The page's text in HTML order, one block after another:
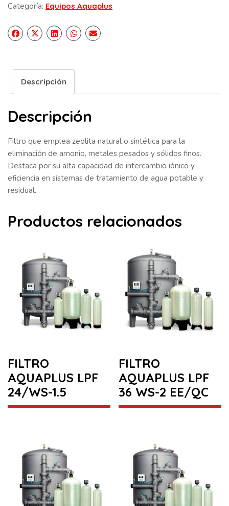
Categoría: Equipos Aquaplus
Descripción
Descripción
Filtro que emplea zeolita natural o sintética para la
eliminación de amonio, metales pesados y sólidos finos.
Destaca por su alta capacidad de intercambio iónico y
eficiencia en sistemas de tratamiento de agua potable y
residual.
Productos relacionados
FILTRO
AQUAPLUS LPF
24/WS-1.5
FILTRO
AQUAPLUS LPF
36 WS-2 EE/QC